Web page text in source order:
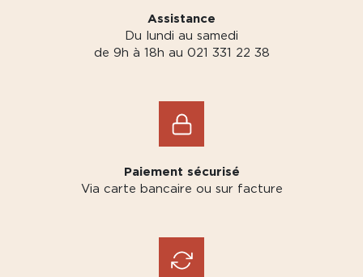
Assistance
Du lundi au samedi
de 9h à 18h au 021 331 22 38
Paiement sécurisé
Via carte bancaire ou sur facture